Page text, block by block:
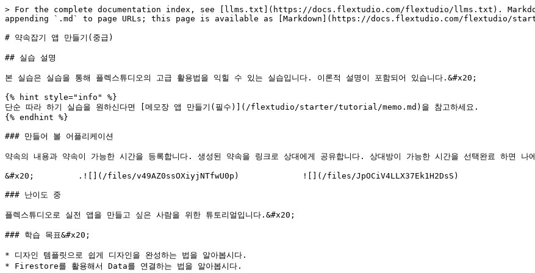
> For the complete documentation index, see [llms.txt](https://docs.flextudio.com/flextudio/llms.txt).
appending `.md` to page URLs; this page is available as [Markdown](https://docs.flextudio.com/flextudio/
# 약속잡기 앱 만들기(중급)
## 실습 설명
본 실습은 실습을 통해 플렉스튜디오의 고급 활용법을 익힐 수 있는 실습입니다. 이론적 설명이 포함되어 있습니다.&#x20;
{% hint style="info" %}
단순 따라 하기 실습을 원하신다면 [메모장 앱 만들기(필수)](/flextudio/starter/tutorial/memo.md)을 참고하세요.
{% endhint %}
### 만들어 볼 어플리케이션
약속의 내용과 약속이 가능한 시간을 등록합니다. 생성된 약속을 링크로 상대에게 공유합니다. 상대방이 가능한 시간을 선택완료 하면
&#x20;         .![](/files/v49AZ0ssOXiyjNTfwU0p)             ![](/files/JpOCiV4LLX37Ek1H2DsS)
### 난이도 중
플렉스튜디오로 실전 앱을 만들고 싶은 사람을 위한 튜토리얼입니다.&#x20;
### 학습 목표&#x20;
* 디자인 템플릿으로 쉽게 디자인을 완성하는 법을 알아봅시다.
* Firestore를 활용해서 Data를 연결하는 법을 알아봅시다.